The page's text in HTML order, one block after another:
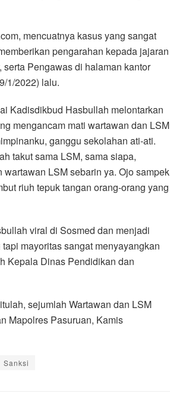
mencuatnya kasus yang sangat
pengarahan kepada jajaran
Pengawas di halaman kantor
1/2022) lalu.
Kadisdikbud Hasbullah melontarkan
mengancam mati wartawan dan LSM
ganggu sekolahan ati-ati.
takut sama LSM, sama siapa,
LSM sebarin ya. Ojo sampek
riuh tepuk tangan orang-orang yang
viral di Sosmed dan menjadi
mayoritas sangat menyayangkan
Kepala Dinas Pendidikan dan
sejumlah Wartawan dan LSM
Mapolres Pasuruan, Kamis
Sanksi